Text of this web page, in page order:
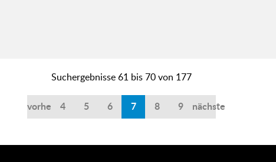
Suchergebnisse 61 bis 70 von 177
vorherige
4 5 6 7 8 9 nächste